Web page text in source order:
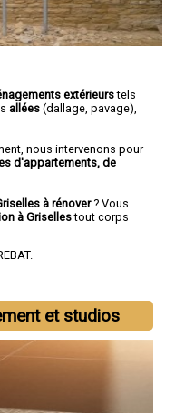
extérieurstels
allées (dallage, pavage),
nous intervenons pour
d'appartements, de
à rénover? Vous
à Grisellestout corps
et studios